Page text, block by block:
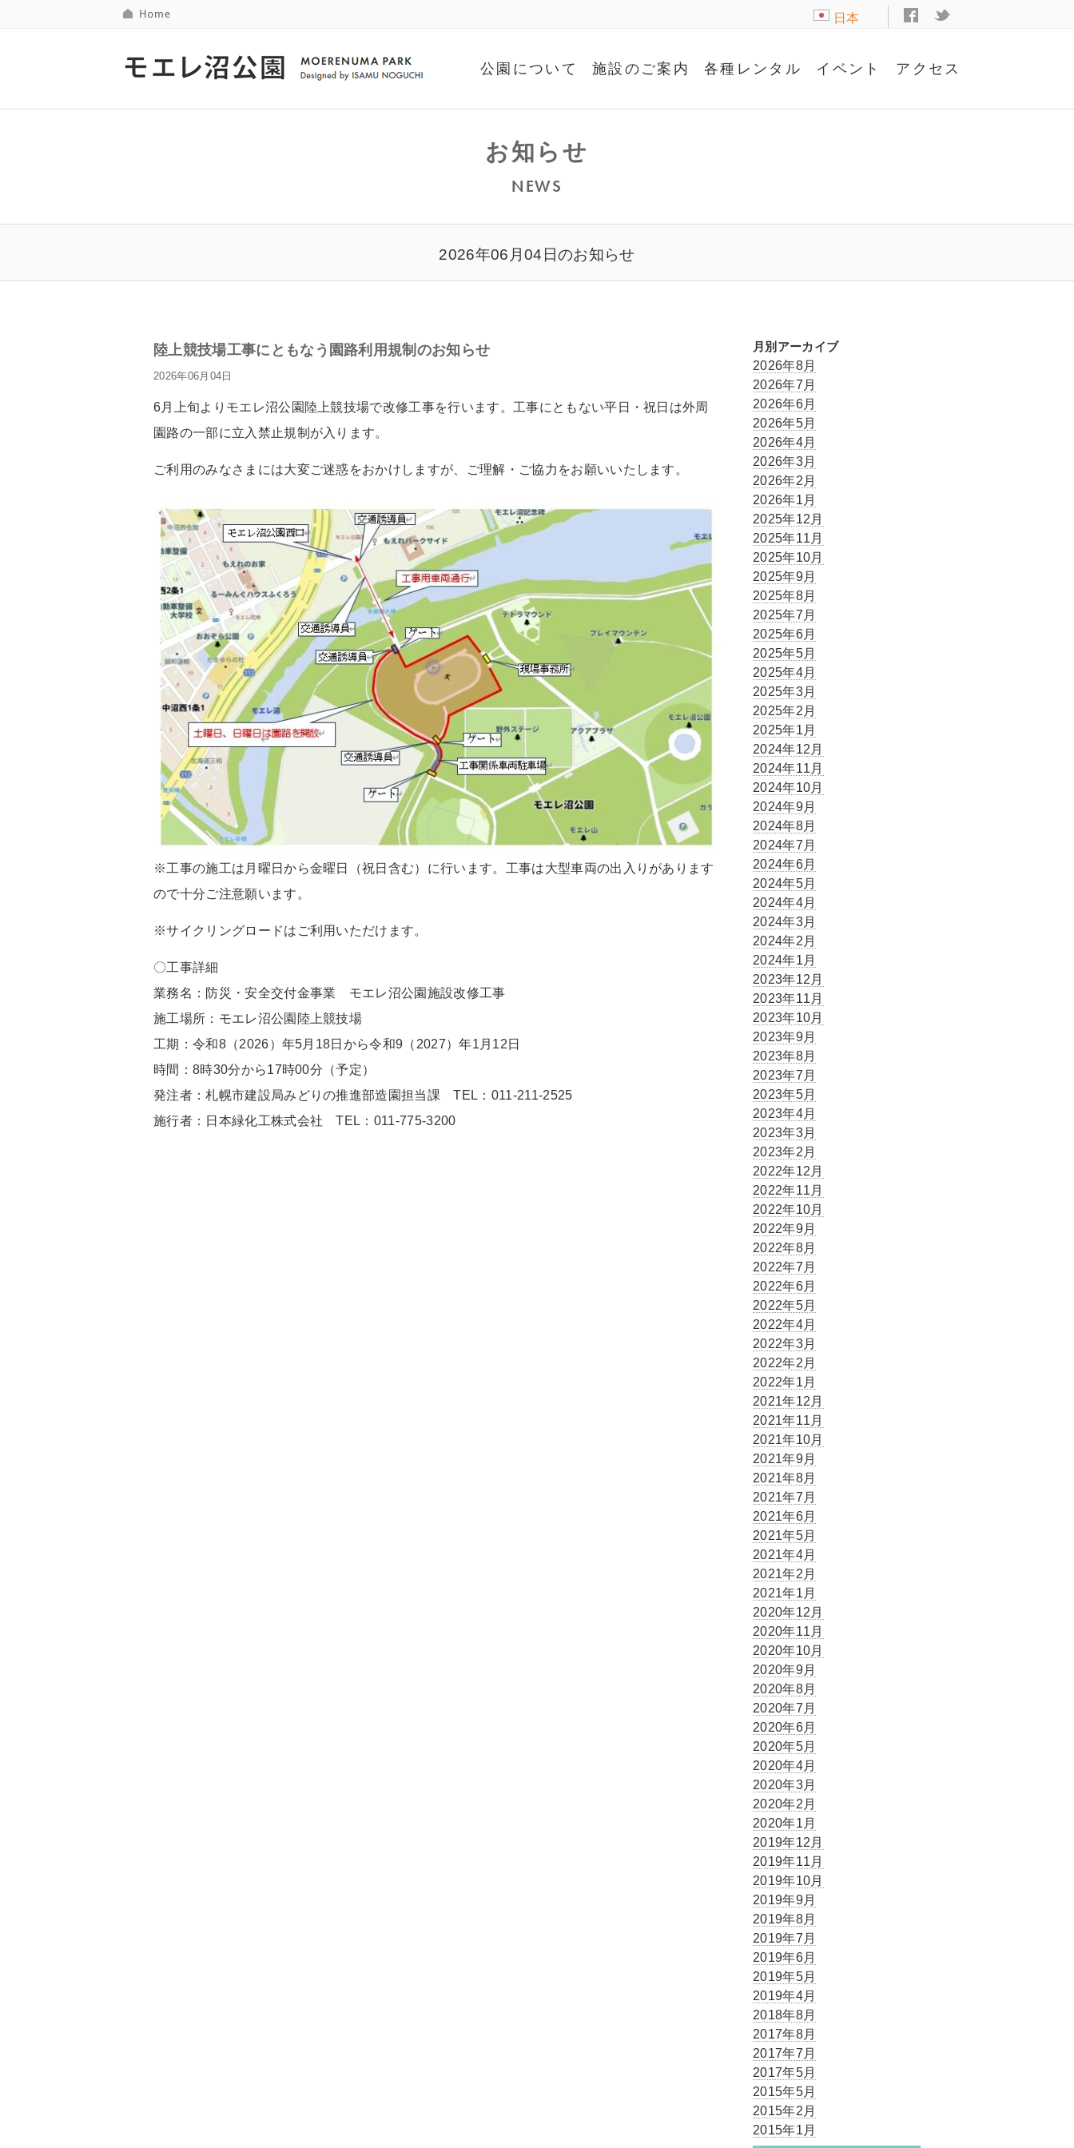
日本
公園について 施設のご案内 各種レンタル イベント アクセス
お知らせ
NEWS
2026年06月04日のお知らせ
陸上競技場工事にともなう園路利用規制のお知らせ
2026年06月04日
6月上旬よりモエレ沼公園陸上競技場で改修工事を行います。工事にともない平日・祝日は外周
園路の一部に立入禁止規制が入ります。
ご利用のみなさまには大変ご迷惑をおかけしますが、ご理解・ご協力をお願いいたします。
※工事の施工は月曜日から金曜日（祝日含む）に行います。工事は大型車両の出入りがあります
ので十分ご注意願います。
※サイクリングロードはご利用いただけます。
〇工事詳細
業務名：防災・安全交付金事業 モエレ沼公園施設改修工事
施工場所：モエレ沼公園陸上競技場
工期：令和8（2026）年5月18日から令和9（2027）年1月12日
時間：8時30分から17時00分（予定）
発注者：札幌市建設局みどりの推進部造園担当課 TEL：011-211-2525
施行者：日本緑化工株式会社 TEL：011-775-3200
月別アーカイブ
2026年8月
2026年7月
2026年6月
2026年5月
2026年4月
2026年3月
2026年2月
2026年1月
2025年12月
2025年11月
2025年10月
2025年9月
2025年8月
2025年7月
2025年6月
2025年5月
2025年4月
2025年3月
2025年2月
2025年1月
2024年12月
2024年11月
2024年10月
2024年9月
2024年8月
2024年7月
2024年6月
2024年5月
2024年4月
2024年3月
2024年2月
2024年1月
2023年12月
2023年11月
2023年10月
2023年9月
2023年8月
2023年7月
2023年5月
2023年4月
2023年3月
2023年2月
2022年12月
2022年11月
2022年10月
2022年9月
2022年8月
2022年7月
2022年6月
2022年5月
2022年4月
2022年3月
2022年2月
2022年1月
2021年12月
2021年11月
2021年10月
2021年9月
2021年8月
2021年7月
2021年6月
2021年5月
2021年4月
2021年2月
2021年1月
2020年12月
2020年11月
2020年10月
2020年9月
2020年8月
2020年7月
2020年6月
2020年5月
2020年4月
2020年3月
2020年2月
2020年1月
2019年12月
2019年11月
2019年10月
2019年9月
2019年8月
2019年7月
2019年6月
2019年5月
2019年4月
2018年8月
2017年8月
2017年7月
2017年5月
2015年5月
2015年2月
2015年1月